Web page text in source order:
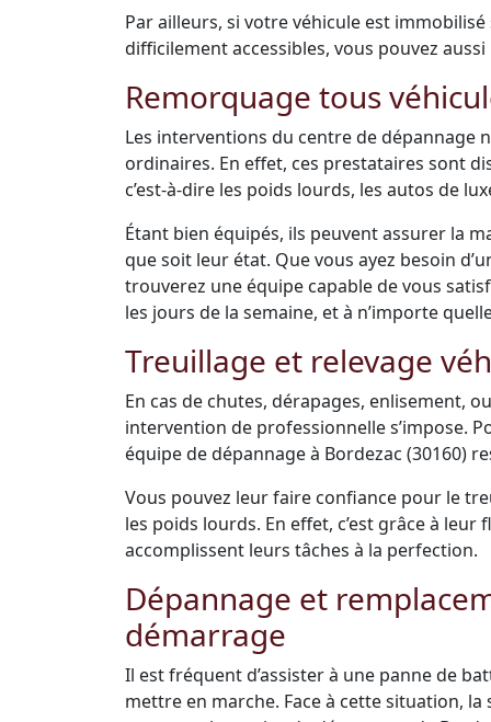
Par ailleurs, si votre véhicule est
difficilement accessibles, vous pouvez
Remorquage tous
Les interventions du centre de dépannage
ordinaires. En effet, ces prestataires sont
c’est-à-dire les poids lourds, les autos de
Étant bien équipés, ils peuvent assurer la
que soit leur état. Que vous ayez besoin
trouverez une équipe capable de vous
les jours de la semaine, et à n’importe
Treuillage et relevage
En cas de chutes, dérapages, enlisement,
intervention de professionnelle s’impose.
équipe de dépannage à Bordezac (30160)
Vous pouvez leur faire confiance pour le
les poids lourds. En effet, c’est grâce à
accomplissent leurs tâches à la perfection.
Dépannage et
démarrage
Il est fréquent d’assister à une panne de
mettre en marche. Face à cette situation,